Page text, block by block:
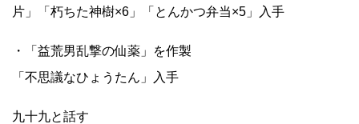
片」「朽ちた神樹×6」「とんかつ弁当×5」入手
・「益荒男乱撃の仙薬」を作製
「不思議なひょうたん」入手
九十九と話す